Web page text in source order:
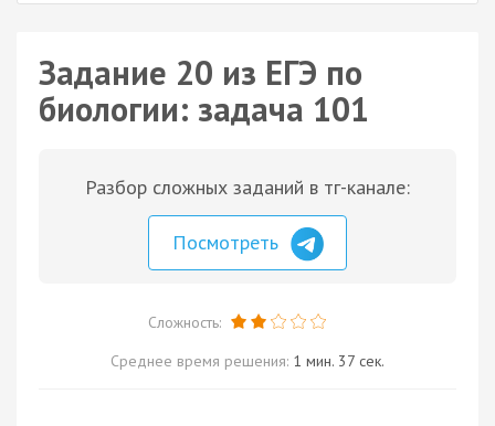
Задание 20 из ЕГЭ по
биологии: задача 101
Разбор сложных заданий в тг-канале:
Посмотреть
Сложность:
Среднее время решения: 1 мин. 37 сек.